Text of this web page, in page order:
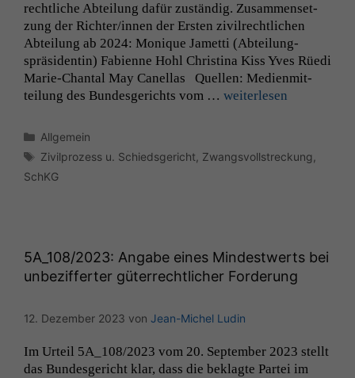
rechtliche Abteilung dafür zuständig. Zusam­menset­
zung der Richter/innen der Ersten zivil­rechtlichen
Abteilung ab 2024: Monique Jamet­ti (Abteilung­
spräsi­dentin) Fabi­enne Hohl Christi­na Kiss Yves Rüe­di
Marie-Chan­­tal May Canel­las Quellen: Medi­en­mit­
teilung des Bun­des­gerichts vom … weit­er­lesen
Kategorien
Allgemein
Schlagwörter
Zivilprozess u. Schiedsgericht, Zwangsvollstreckung,
SchKG
5A_108/2023: Angabe eines Mindestwerts bei
unbezifferter güterrechtlicher Forderung
12. Dezember 2023 von Jean-Michel Ludin
Im Urteil 5A_108/2023 vom 20. Sep­tem­ber 2023 stellt
das Bun­des­gericht klar, dass die beklagte Partei im